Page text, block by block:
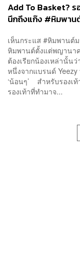
Add To Basket? ร
นึกถึงแก๊ง #หิมพาน
เห็นกระแส #หิมพานต์
หิมพานต์ตั้งแต่พญานาค
ต้องเรียกน้องเหล่านั้นว่
หนึ่งจากแบรนด์
‘น้อนๆ’ สำหรับรองเ
รองเท้าที่ทำมาจ...